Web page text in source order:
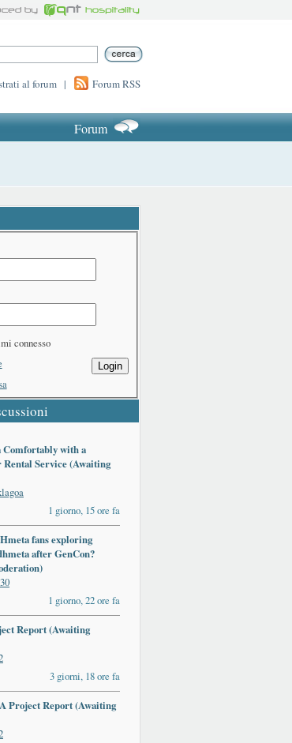
al forum | Forum RSS
Forum
connesso
Login
Comfortably with a
Service (Awaiting
1 giorno, 15 ore fa
fans exploring
after GenCon?
1 giorno, 22 ore fa
Report (Awaiting
3 giorni, 18 ore fa
Project Report (Awaiting